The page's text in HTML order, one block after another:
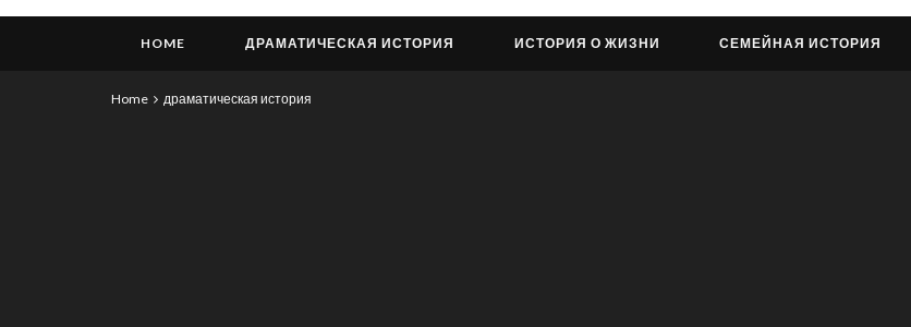
HOME ДРАМАТИЧЕСКАЯ ИСТОРИЯ ИСТОРИЯ О ЖИЗНИ СЕМЕЙНАЯ ИСТОРИЯ
Home драматическая история